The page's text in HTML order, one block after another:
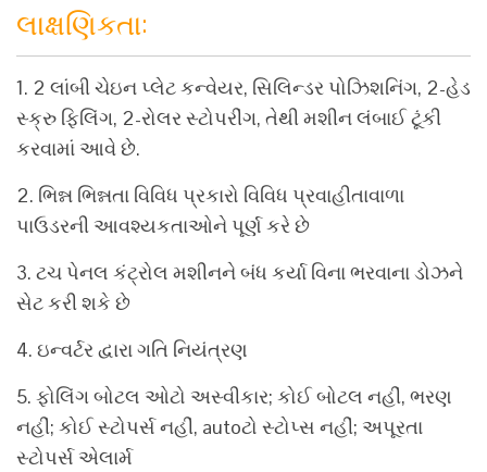
લાક્ષણિકતા:
1. 2 લાંબી ચેઇન પ્લેટ કન્વેયર, સિલિન્ડર પોઝિશનિંગ, 2-હેડ
સ્ક્રુ ફિલિંગ, 2-રોલર સ્ટોપરીંગ, તેથી મશીન લંબાઈ ટૂંકી
કરવામાં આવે છે.
2. ભિન્ન ભિન્નતા વિવિધ પ્રકારો વિવિધ પ્રવાહીતાવાળા
પાઉડરની આવશ્યકતાઓને પૂર્ણ કરે છે
3. ટચ પેનલ કંટ્રોલ મશીનને બંધ કર્યા વિના ભરવાના ડોઝને
સેટ કરી શકે છે
4. ઇન્વર્ટર દ્વારા ગતિ નિયંત્રણ
5. ફોલિંગ બોટલ ઓટો અસ્વીકાર; કોઈ બોટલ નહીં, ભરણ
નહીં; કોઈ સ્ટોપર્સ નહીં, autoટો સ્ટોપ્સ નહીં; અપૂરતા
સ્ટોપર્સ એલાર્મ